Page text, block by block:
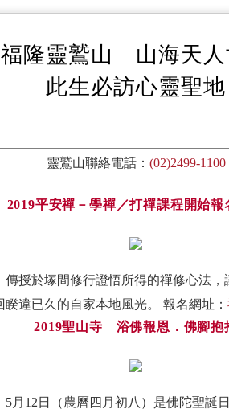
隆靈鷲山 山海天
此生必訪心靈聖地
靈鷲山聯絡電話： (02)2499-1100
2019平安禪－學禪／打禪課程開始報
授於塚間修行證悟所得的禪修心法
違已久的自家本地風光。 報名網址：
2019聖山寺 浴佛報恩．佛腳抱
月12日（農曆四月初八）是佛陀聖誕